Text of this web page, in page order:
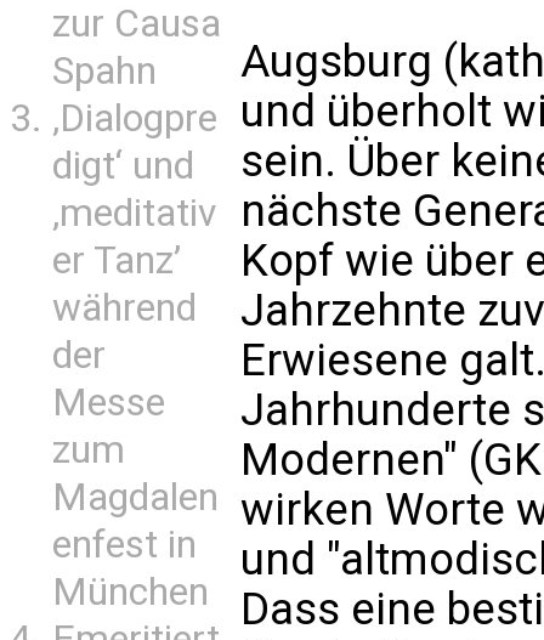
zur Causa
Spahn
‚Dialogpre
digt‘ und
‚meditativ
er Tanz’
während
der
Messe
zum
Magdalen
enfest in
München
Augsburg
und überholt
sein. Über
nächste
Kopf wie über
Jahrzehnte
Erwiesene
Jahrhunderte
Modernen"
wirken Worte
und
Dass eine